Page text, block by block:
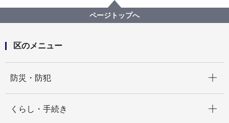
写真で西区の今昔を学ぼう（募集は締め切りました）
ページトップへ
区のメニュー
防災・防犯
くらし・手続き